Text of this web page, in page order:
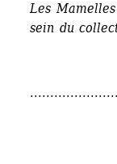
Les
sein du